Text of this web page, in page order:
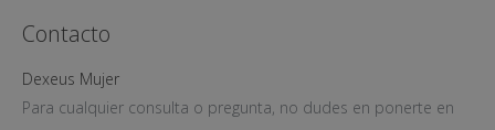
Contacto
Dexeus Mujer
Para cualquier consulta o pregunta, no dudes en ponerte en